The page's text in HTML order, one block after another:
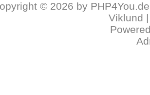
© 2026 by
Viklund